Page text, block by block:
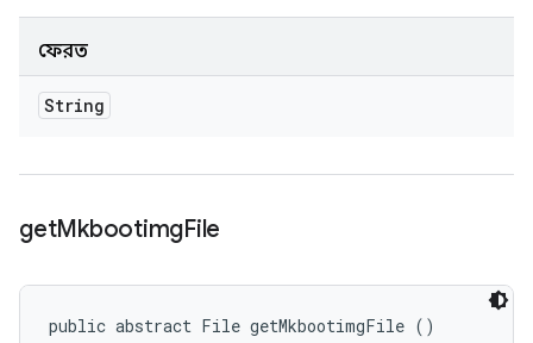
ফেরত
String
getMkbootimgFile
public abstract File getMkbootimgFile ()